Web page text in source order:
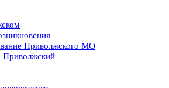
Приволжского МО